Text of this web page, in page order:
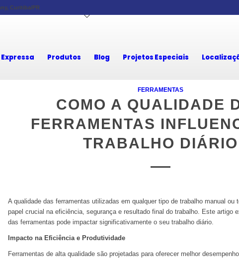
Curitiba/PR
Produtos Blog Projetos Especiais
FERRAMENTAS
COMO A QUALIDADE
FERRAMENTAS
TRABALHO DIÁRIO
A qualidade das ferramentas utilizadas em qualquer tipo de trabalho manual ou
papel crucial na eficiência, segurança e resultado final do trabalho. Este artigo
das ferramentas pode impactar significativamente o seu trabalho diário.
Impacto na Eficiência e Produtividade
Ferramentas de alta qualidade são projetadas para oferecer melhor